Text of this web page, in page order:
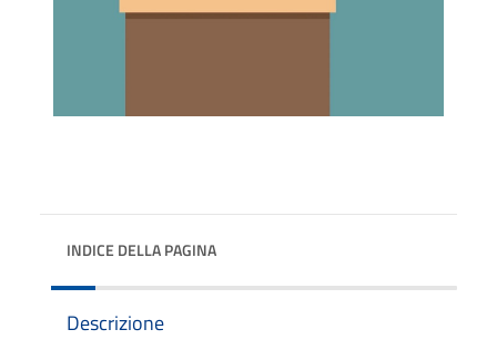
INDICE DELLA PAGINA
Descrizione